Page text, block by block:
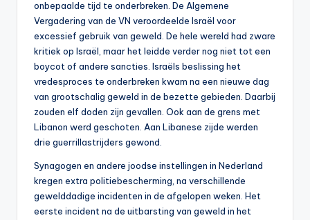
onbepaalde tijd te onderbreken. De Algemene
Vergadering van de VN veroordeelde Israël voor
excessief gebruik van geweld. De hele wereld had zware
kritiek op Israël, maar het leidde verder nog niet tot een
boycot of andere sancties. Israëls beslissing het
vredesproces te onderbreken kwam na een nieuwe dag
van grootschalig geweld in de bezette gebieden. Daarbij
zouden elf doden zijn gevallen. Ook aan de grens met
Libanon werd geschoten. Aan Libanese zijde werden
drie guerrillastrijders gewond.
Synagogen en andere joodse instellingen in Nederland
kregen extra politiebescherming, na verschillende
gewelddadige incidenten in de afgelopen weken. Het
eerste incident na de uitbarsting van geweld in het